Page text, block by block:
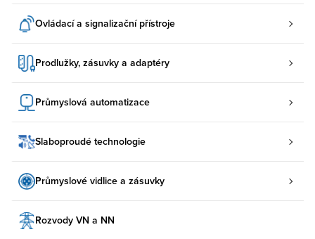
Ovládací a signalizační přístroje
Prodlužky, zásuvky a adaptéry
Průmyslová automatizace
Slaboproudé technologie
Průmyslové vidlice a zásuvky
Rozvody VN a NN